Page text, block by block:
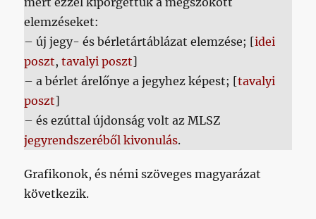
elemzéseket:
– új jegy- és bérletártáblázat elemzése; [idei
poszt,tavalyi poszt]
– a bérlet árelőnye a jegyhez képest; [tavalyi
poszt]
– és ezúttal újdonság volt az MLSZ
jegyrendszeréből kivonulás.
Grafikonok, és némi szöveges magyarázat
következik.